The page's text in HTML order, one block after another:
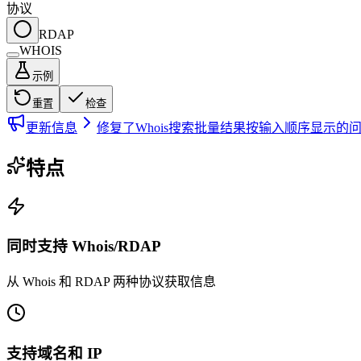
协议
RDAP
WHOIS
示例
重置 检查
更新信息 修复了Whois搜索批量结果按输入顺序显示的
特点
同时支持 Whois/RDAP
从 Whois 和 RDAP 两种协议获取信息
支持域名和 IP